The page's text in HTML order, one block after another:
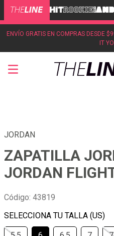
ENVÍO GRATIS EN COMPRAS DESDE
IT
JORDAN
ZAPATILLA
JORDAN
Código: 43819